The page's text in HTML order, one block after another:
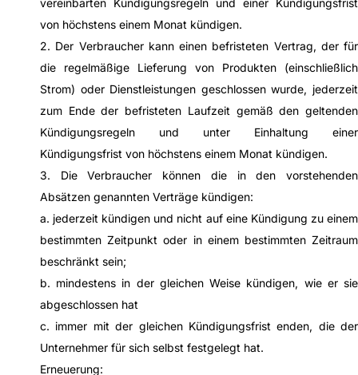
vereinbarten Kündigungsregeln und einer Kündigungsfrist
von höchstens einem Monat kündigen.
2. Der Verbraucher kann einen befristeten Vertrag, der für
die regelmäßige Lieferung von Produkten (einschließlich
Strom) oder Dienstleistungen geschlossen wurde, jederzeit
zum Ende der befristeten Laufzeit gemäß den geltenden
Kündigungsregeln und unter Einhaltung einer
Kündigungsfrist von höchstens einem Monat kündigen.
3. Die Verbraucher können die in den vorstehenden
Absätzen genannten Verträge kündigen:
a. jederzeit kündigen und nicht auf eine Kündigung zu einem
bestimmten Zeitpunkt oder in einem bestimmten Zeitraum
beschränkt sein;
b. mindestens in der gleichen Weise kündigen, wie er sie
abgeschlossen hat
c. immer mit der gleichen Kündigungsfrist enden, die der
Unternehmer für sich selbst festgelegt hat.
Erneuerung: